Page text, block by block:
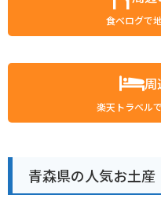
食べログで
周
楽天トラベル
青森県の人気お土産